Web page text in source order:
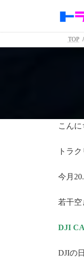
ツ
シ
TOP
こん
トラク
今月
若干空
DJI
DJIの